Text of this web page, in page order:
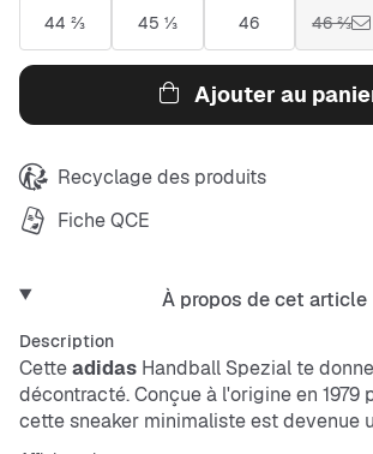
44 ⅔ 45 ⅓ 46 46 ⅔
Ajouter au
Recyclage des produits
Fiche QCE
À propos de cet article
Description
Cetteadidas Handball Spezial te
décontracté. Conçue à l'origine en 1979
cettesneaker minimaliste est devenue
du streetwear. La tige en daim de